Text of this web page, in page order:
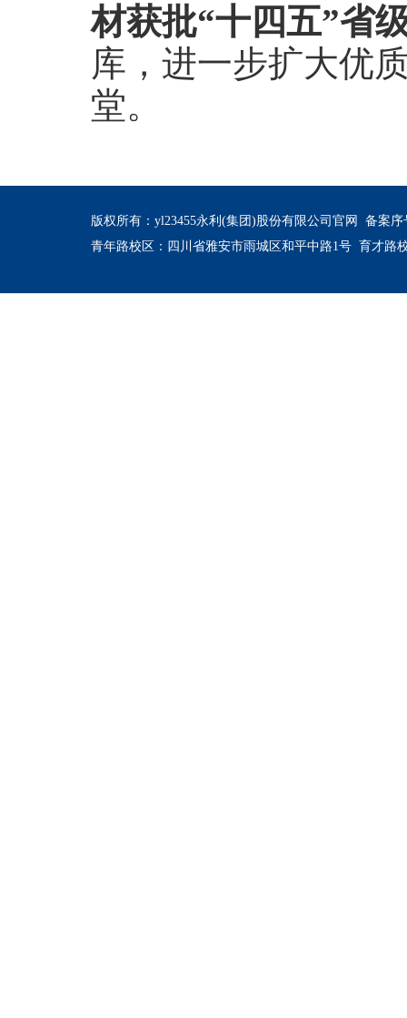
材获批“十四五”省
库，进一步扩大优
堂。
版权所有：yl23455永利(集团)股份有限公司官网 备案序
青年路校区：四川省雅安市雨城区和平中路1号 育才路